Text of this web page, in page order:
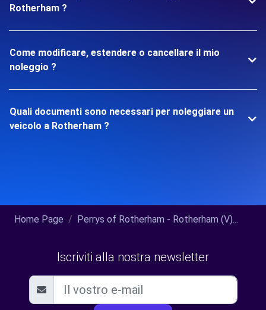
Rotherham ?
Come modificare, estendere o cancellare il mio
noleggio ?
Quali documenti sono necessari per noleggiare un
veicolo a Rotherham ?
Home Page Perrys of Rotherham - Rotherham (V)...
Iscriviti alla nostra newsletter